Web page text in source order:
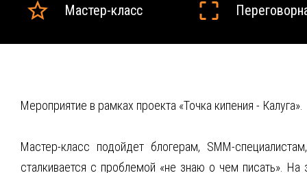
Мастер-класс
Мероприятие в рамках проекта «Точка кипения - Калуга».
Мастер-класс подойдет блогерам, SMM-
сталкивается с проблемой «не знаю о чем писать». На